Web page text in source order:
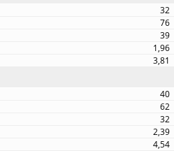
32
76
39
1,96
3,81
40
62
32
2,39
4,54